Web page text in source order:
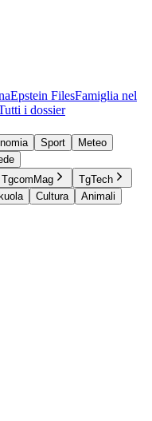
Epstein FilesFamiglia nel
i dossier
Sport
Meteo
TgcomMag
TgTech
Cultura
Animali